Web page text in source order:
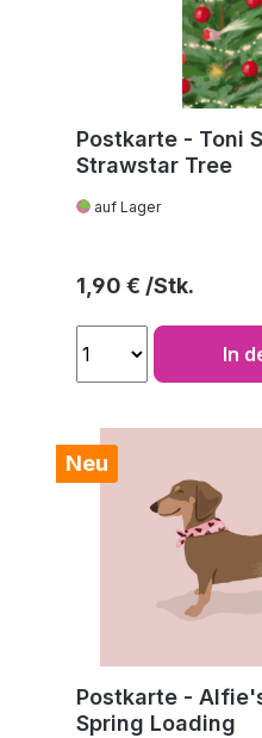
Postkarte - Toni
Strawstar Tree
auf Lager
Regulärer Preis:
1,90 €
In
Neu
Postkarte -
Spring Loading